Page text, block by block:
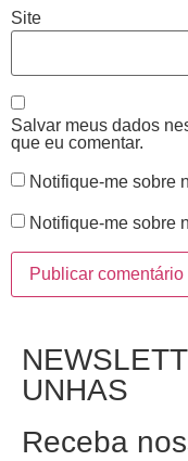
Site
Salvar meus dados
que eu comentar.
Notifique-me sobre
Notifique-me sobre
UNHAS
Receba